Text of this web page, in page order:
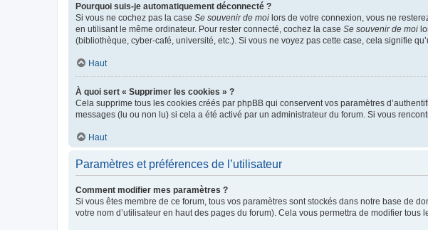
Pourquoi suis-je automatiquement déconnecté ?
Si vous ne cochez pas la case Se souvenir de moi lors de votre connexion, vous ne
en utilisant le même ordinateur. Pour rester connecté, cochez la case Se souvenir de moi
(bibliothèque, cyber-café, université, etc.). Si vous ne voyez pas cette case, cela signifie
Haut
À quoi sert « Supprimer les cookies » ?
Cela supprime tous les cookies créés par phpBB qui conservent vos paramètres
messages (lu ou non lu) si cela a été activé par un administrateur du forum. Si vous
Haut
Paramètres et préférences de l’utilisateur
Comment modifier mes paramètres ?
Si vous êtes membre de ce forum, tous vos paramètres sont stockés dans notre base de
votre nom d’utilisateur en haut des pages du forum). Cela vous permettra de modifier tous